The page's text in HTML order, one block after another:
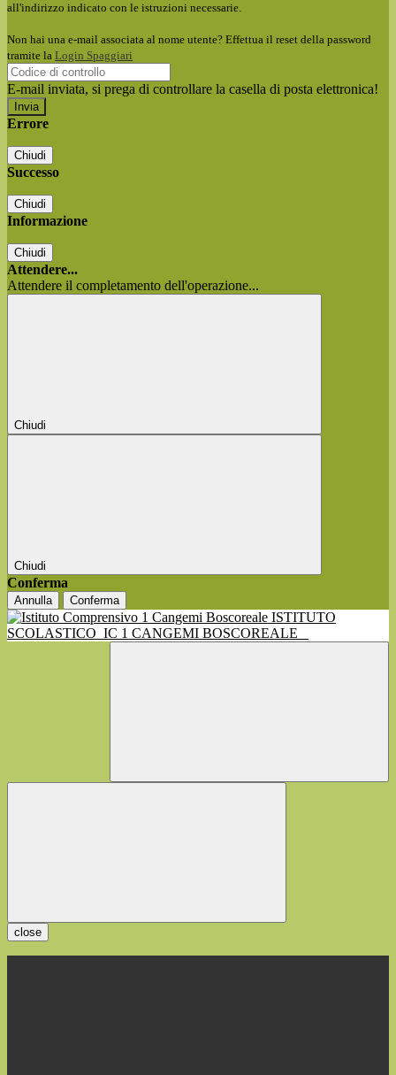
all'indirizzo indicato con le istruzioni necessarie.
Non hai una e-mail associata al nome utente? Effettua il reset della password
tramite la Login Spaggiari
E-mail inviata, si prega di controllare la casella di posta elettronica!
Errore
Chiudi
Successo
Chiudi
Informazione
Chiudi
Attendere...
Attendere il completamento dell'operazione...
Chiudi
Chiudi
Conferma
Annulla Conferma
ISTITUTO
SCOLASTICO IC 1 CANGEMI BOSCOREALE
close